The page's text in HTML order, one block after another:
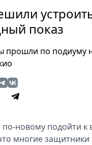
показ
прошли по подиуму
новому подойти к
многие